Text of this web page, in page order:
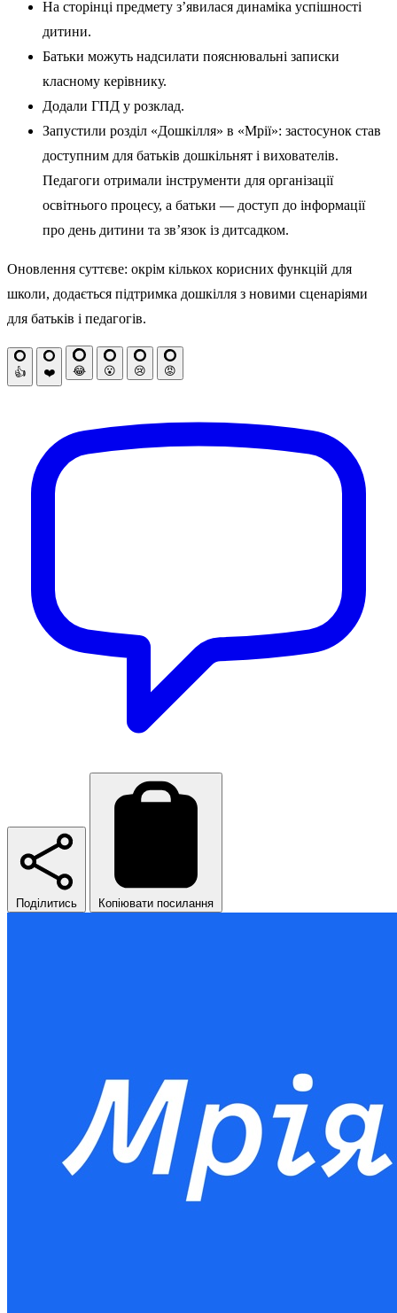
На сторінці предмету з’явилася динаміка успішності
дитини.
Батьки можуть надсилати пояснювальні записки
класному керівнику.
Додали ГПД у розклад.
Запустили розділ «Дошкілля» в «Мрії»: застосунок став
доступним для батьків дошкільнят і вихователів.
Педагоги отримали інструменти для організації
освітнього процесу, а батьки — доступ до інформації
про день дитини та зв’язок із дитсадком.
Оновлення суттєве: окрім кількох корисних функцій для
школи, додається підтримка дошкілля з новими сценаріями
для батьків і педагогів.
👍 ❤️ 😂 😮 😢 😡
Поділитись Копіювати посилання